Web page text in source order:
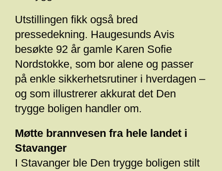
Utstillingen fikk også bred
pressedekning. Haugesunds Avis
besøkte 92 år gamle Karen Sofie
Nordstokke, som bor alene og passer
på enkle sikkerhetsrutiner i hverdagen –
og som illustrerer akkurat det Den
trygge boligen handler om.
Møtte brannvesen fra hele landet i
Stavanger
I Stavanger ble Den trygge boligen stilt